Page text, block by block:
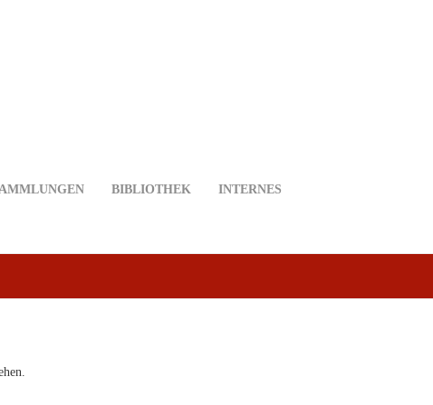
BIBLIOTHEK INTERNES